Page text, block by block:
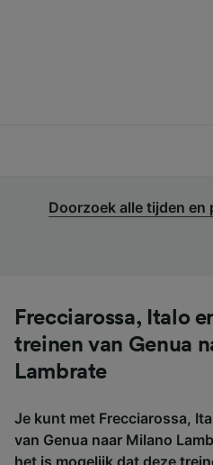
Doorzoek alle tijden en
Frecciarossa, Italo
treinen van Genua
Lambrate
Je kunt met Frecciarossa,
van Genua naar Milano
het is mogelijk dat deze